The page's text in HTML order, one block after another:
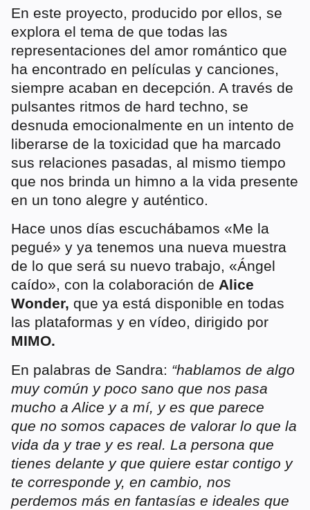
En este proyecto, producido por ellos, se
explora el tema de que todas las
representaciones del amor romántico que
ha encontrado en películas y canciones,
siempre acaban en decepción. A través de
pulsantes ritmos de hard techno, se
desnuda emocionalmente en un intento de
liberarse de la toxicidad que ha marcado
sus relaciones pasadas, al mismo tiempo
que nos brinda un himno a la vida presente
en un tono alegre y auténtico.
Hace unos días escuchábamos «Me la
pegué» y ya tenemos una nueva muestra
de lo que será su nuevo trabajo, «Ángel
caído», con la colaboración de Alice
Wonder, que ya está disponible en todas
las plataformas y en vídeo, dirigido por
MIMO.
En palabras de Sandra: “hablamos de algo
muy común y poco sano que nos pasa
mucho a Alice y a mí, y es que parece
que no somos capaces de valorar lo que la
vida da y trae y es real. La persona que
tienes delante y que quiere estar contigo y
te corresponde y, en cambio, nos
perdemos más en fantasías e ideales que